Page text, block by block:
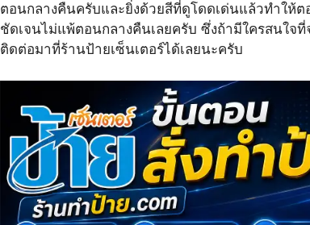
ตอนกลางคืนครับและยิ่งด้วยสีที่ดูโดดเด่นแล้วทำให้ต
ชัดเจนไม่แพ้ตอนกลางคืนเลยครับ ซึ่งถ้ามีใครสนใจ
ติดต่อมาที่ร้านป้ายเซ็นเตอร์ได้เลยนะครับ